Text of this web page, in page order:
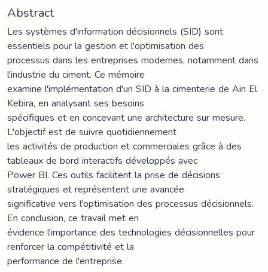
Abstract
Les systèmes d'information décisionnels (SID) sont
essentiels pour la gestion et l'optimisation des
processus dans les entreprises modernes, notamment dans
l'industrie du ciment. Ce mémoire
examine l'implémentation d'un SID à la cimenterie de Ain El
Kebira, en analysant ses besoins
spécifiques et en concevant une architecture sur mesure.
L'objectif est de suivre quotidiennement
les activités de production et commerciales grâce à des
tableaux de bord interactifs développés avec
Power BI. Ces outils facilitent la prise de décisions
stratégiques et représentent une avancée
significative vers l'optimisation des processus décisionnels.
En conclusion, ce travail met en
évidence l'importance des technologies décisionnelles pour
renforcer la compétitivité et la
performance de l'entreprise.